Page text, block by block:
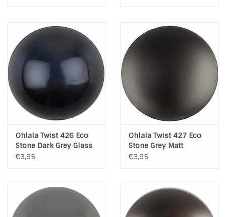
Ohlala Twist 426 Eco
Stone Dark Grey Glass
€3,95
Ohlala Twist 427 Eco
Stone Grey Matt
€3,95